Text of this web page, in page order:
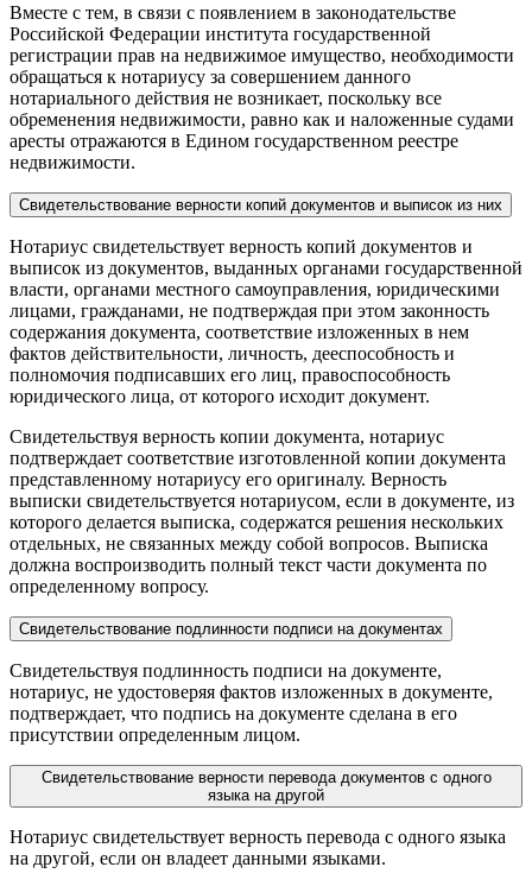
Вместе с тем, в связи с появлением в законодательстве
Российской Федерации института государственной
регистрации прав на недвижимое имущество, необходимости
обращаться к нотариусу за совершением данного
нотариального действия не возникает, поскольку все
обременения недвижимости, равно как и наложенные судами
аресты отражаются в Едином государственном реестре
недвижимости.
Свидетельствование верности копий документов и выписок из них
Нотариус свидетельствует верность копий документов и
выписок из документов, выданных органами государственной
власти, органами местного самоуправления, юридическими
лицами, гражданами, не подтверждая при этом законность
содержания документа, соответствие изложенных в нем
фактов действительности, личность, дееспособность и
полномочия подписавших его лиц, правоспособность
юридического лица, от которого исходит документ.
Свидетельствуя верность копии документа, нотариус
подтверждает соответствие изготовленной копии документа
представленному нотариусу его оригиналу. Верность
выписки свидетельствуется нотариусом, если в документе, из
которого делается выписка, содержатся решения нескольких
отдельных, не связанных между собой вопросов. Выписка
должна воспроизводить полный текст части документа по
определенному вопросу.
Свидетельствование подлинности подписи на документах
Свидетельствуя подлинность подписи на документе,
нотариус, не удостоверяя фактов изложенных в документе,
подтверждает, что подпись на документе сделана в его
присутствии определенным лицом.
Свидетельствование верности перевода документов с одного
языка на другой
Нотариус свидетельствует верность перевода с одного языка
на другой, если он владеет данными языками.